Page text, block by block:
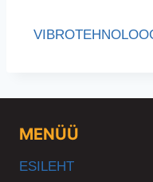
MENÜÜ
ESILEHT